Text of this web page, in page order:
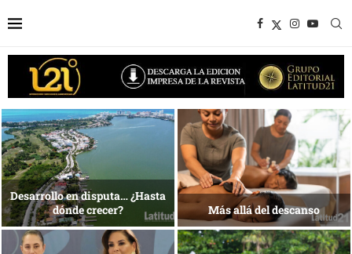
1 al 28 de agosto •
Fundación Isleña
Energía que Impulsa la
competitividad